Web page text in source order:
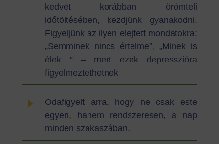
kedvét korábban örömteli
időtöltésében, kezdjünk gyanakodni.
Figyeljünk az ilyen elejtett mondatokra:
„Semminek nincs értelme”, „Minek is
élek…” – mert ezek depresszióra
figyelmeztethetnek
E
Odafigyelt arra, hogy ne csak este
egyen, hanem rendszeresen, a nap
minden szakaszában.